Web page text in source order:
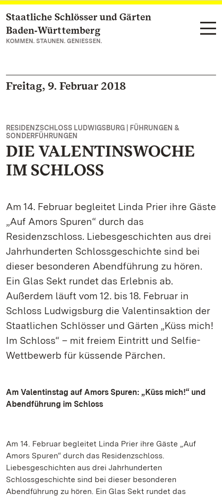
Zum Hauptinhalt springen
Staatliche Schlösser und Gärten
Baden‑Württemberg
KOMMEN. STAUNEN. GENIESSEN.
Freitag, 9. Februar 2018
RESIDENZSCHLOSS LUDWIGSBURG | FÜHRUNGEN &
SONDERFÜHRUNGEN
DIE VALENTINSWOCHE
IM SCHLOSS
Am 14. Februar begleitet Linda Prier ihre Gäste
„Auf Amors Spuren“ durch das
Residenzschloss. Liebesgeschichten aus drei
Jahrhunderten Schlossgeschichte sind bei
dieser besonderen Abendführung zu hören.
Ein Glas Sekt rundet das Erlebnis ab.
Außerdem läuft vom 12. bis 18. Februar in
Schloss Ludwigsburg die Valentinsaktion der
Staatlichen Schlösser und Gärten „Küss mich!
Im Schloss“ – mit freiem Eintritt und Selfie-
Wettbewerb für küssende Pärchen.
Am Valentinstag auf Amors Spuren: „Küss mich!“ und
Abendführung im Schloss
Am 14. Februar begleitet Linda Prier ihre Gäste „Auf
Amors Spuren“ durch das Residenzschloss.
Liebesgeschichten aus drei Jahrhunderten
Schlossgeschichte sind bei dieser besonderen
Abendführung zu hören. Ein Glas Sekt rundet das